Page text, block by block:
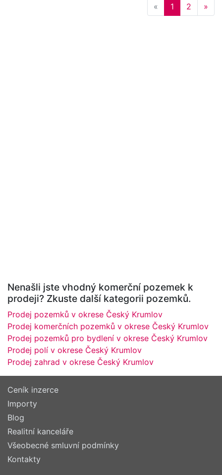
« Previous
1 2 »
Nenašli jste vhodný komerční pozemek k
prodeji? Zkuste další kategorii pozemků.
Prodej pozemků v okrese Český Krumlov
Prodej komerčních pozemků v okrese Český Krumlov
Prodej pozemků pro bydlení v okrese Český Krumlov
Prodej polí v okrese Český Krumlov
Prodej zahrad v okrese Český Krumlov
Ceník inzerce
Importy
Blog
Realitní kanceláře
Všeobecné smluvní podmínky
Kontakty